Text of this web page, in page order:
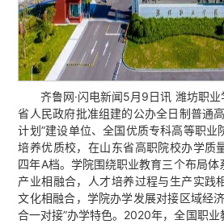
齐鲁网·闪电新闻5月9日讯 潍坊职
省人民政府批准组建的公办全日制普通
计划”建设单位、全国优质专科高等职业
培养优质校，在山东省高职院校办学质
四年A档。学院围绕职业教育三个布局
产业相融合，人才培养过程与生产实践
文化相融合，学院办学发展对接区域经
合一对接”办学特色。2020年，全国职